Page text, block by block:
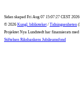
Sidan skapad Fri Aug 07 15:07:27 CEST 2026
© 2026 Kungl. biblioteket / Tidningsenheten
Projektet Nya Lundstedt har finansierats
Stiftelsen Riksbankens Jubileumsfond